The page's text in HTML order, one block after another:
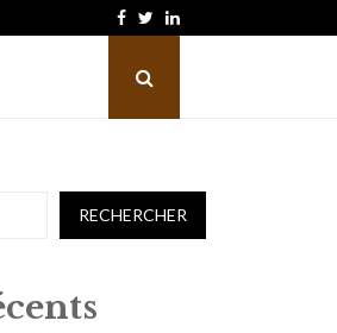
: Méditation du…
Facebook
TwitterLinkedin
RECHERCHER